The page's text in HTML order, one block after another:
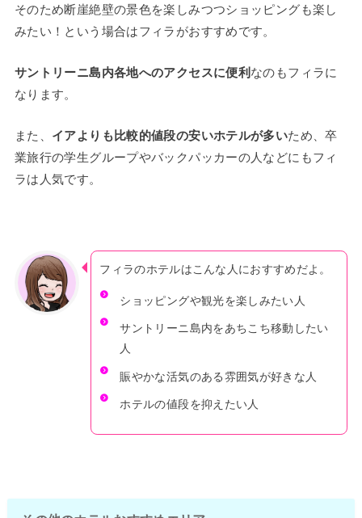
そのため断崖絶壁の景色を楽しみつつショッピングも楽し
みたい！という場合はフィラがおすすめです。
サントリーニ島内各地へのアクセスに便利 なのもフィラに
なります。
また、 イアよりも比較的値段の安いホテルが多いため、卒
業旅行の学生グループやバックパッカーの人などにもフィ
ラは人気です。
フィラのホテルはこんな人におすすめだよ。
ショッピングや観光を楽しみたい人
サントリーニ島内をあちこち移動したい
人
賑やかな活気のある雰囲気が好きな人
ホテルの値段を抑えたい人